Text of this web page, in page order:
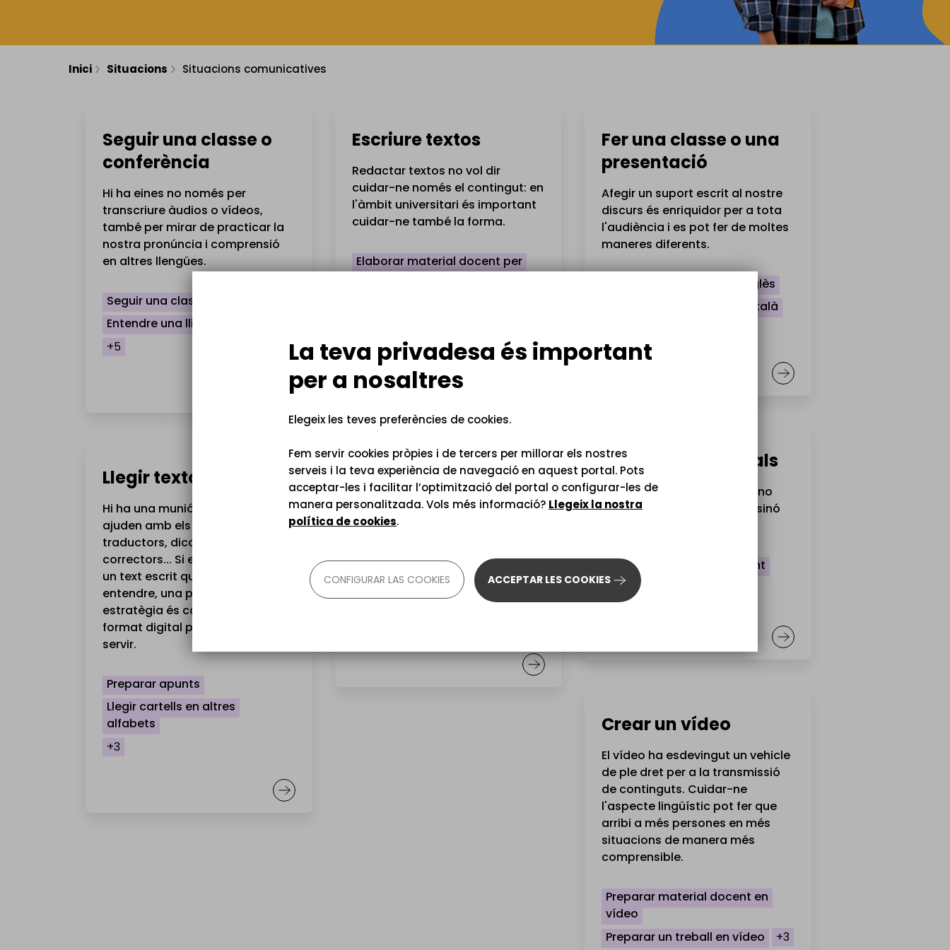
Inici Situacions Situacions comunicatives
Seguir una classe o
conferència
Hi ha eines no només per
transcriure àudios o vídeos,
també per mirar de practicar la
nostra pronúncia i comprensió
en altres llengües.
Seguir una classe en anglès
Entendre una lliçó en català
+5
Escriure textos
Redactar textos no vol dir
cuidar-ne només el contingut: en
l'àmbit universitari és important
cuidar-ne també la forma.
Elaborar material docent per
Fer una classe o una
presentació
Afegir un suport escrit al nostre
discurs és enriquidor per a tota
l'audiència i es pot fer de moltes
maneres diferents.
Impartir una classe en anglès
Preparar una classe en català
Rebem informació audiovisual
contínuament. Fins i tot si és en
alguna llengua que no domines,
t'ajudem a enfrontar-t'hi amb
Entendre material docent en
Llegir textos digitals
Com a lectors, les lectures no
haurien de ser una barrera sinó
Entendre el material docent
Corregir un treball
Llegir textos impresos
Hi ha una munió d'eines que ens
ajuden amb els textos digitals:
traductors, diccionaris,
correctors... Si ens enfrontem a
un text escrit que no podem
entendre, una possible
estratègia és convertir-lo a un
format digital per poder-lo fer
servir.
Preparar apunts
Llegir cartells en altres
alfabets
+3
Crear un vídeo
El vídeo ha esdevingut un vehicle
de ple dret per a la transmissió
de continguts. Cuidar-ne
l'aspecte lingüístic pot fer que
arribi a més persones en més
situacions de manera més
comprensible.
Preparar material docent en
vídeo
Preparar un treball en vídeo
+3
La teva privadesa és important
per a nosaltres
Elegeix les teves preferències de cookies.
Fem servir cookies pròpies i de tercers per millorar els nostres
serveis i la teva experiència de navegació en aquest portal. Pots
acceptar-les i facilitar l’optimització del portal o configurar-les de
manera personalitzada. Vols més informació? Llegeix la nostra
política de cookies.
CONFIGURAR LAS COOKIES ACCEPTAR LES COOKIES